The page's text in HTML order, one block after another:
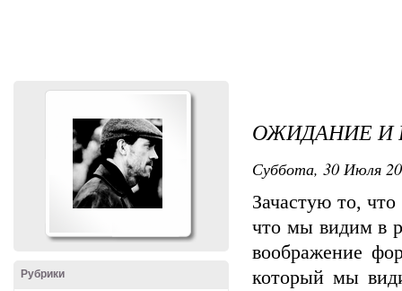
Рубрики
ОЖИДАНИЕ И
Суббота, 30 Июля
Зачастую то,
что мы видим в
воображение
который мы